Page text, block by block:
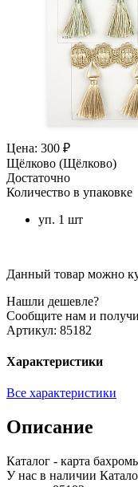
Цена: 300 ₽
Щёлково (Щёлково)
Достаточно
Количество в упаковке
уп. 1 шт
Данный товар можно
Нашли дешевле?
Сообщите нам и
Артикул: 85182
Характеристики
Все характеристики
Описание
Каталог - карта
У нас в наличии